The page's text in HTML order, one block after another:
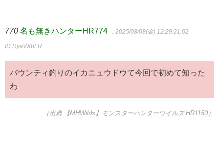
770 名も無きハンターHR774 ：2025/08/08(金) 12:29:21.02
ID:RyaVXbFR
バウンティ釣りのイカニュウドウて今回で初めて知った
わ
（出典 【MHWilds】モンスターハンターワイルズ HR1150）